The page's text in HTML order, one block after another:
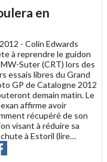
en
- Colin Edwards
à reprendre le guidon
Suter (CRT) lors des
essais libres du Grand
GP de Catalogne 2012
demain matin. Le
affirme avoir
récupéré de son
visant à réduire sa
à Estoril (lire…